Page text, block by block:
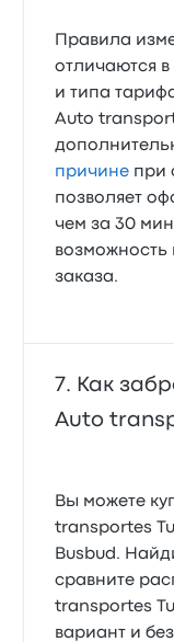
Правила
отличаются
и типа
Auto
причине при
позволяет
чем за 30
возможность
заказа.
Как
Auto
Вы можете
transportes
Busbud.
сравните
transportes
вариант и